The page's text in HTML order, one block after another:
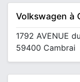
Volkswagen à
1792 AVENUE
59400 Cambrai